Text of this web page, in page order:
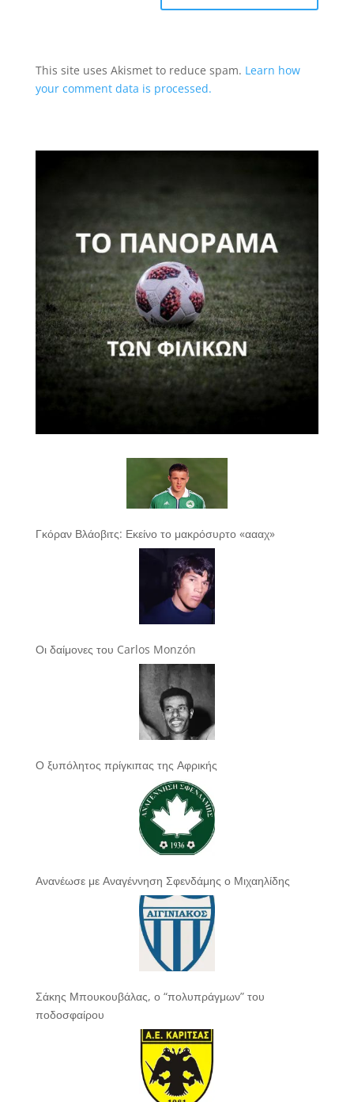
This site uses Akismet to reduce spam. Learn how
your comment data is processed.
Γκόραν Βλάοβιτς: Εκείνο το μακρόσυρτο «αααχ»
Οι δαίμονες του Carlos Monzón
Ο ξυπόλητος πρίγκιπας της Αφρικής
Ανανέωσε με Αναγέννηση Σφενδάμης ο Μιχαηλίδης
Σάκης Μπουκουβάλας, ο “πολυπράγμων” του
ποδοσφαίρου